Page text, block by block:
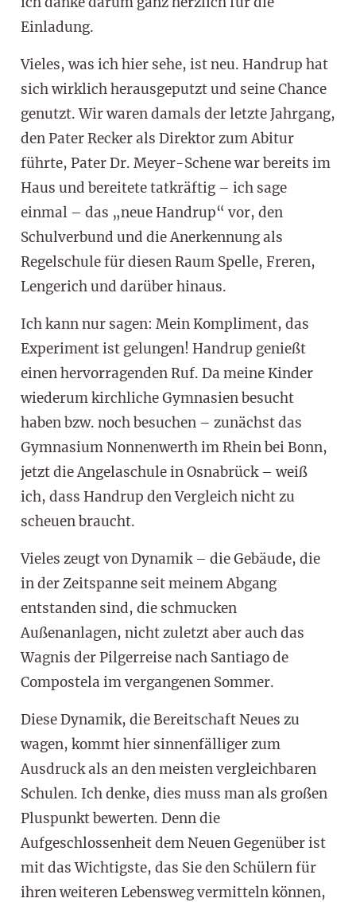
Einladung.
Vieles, was ich hier sehe, ist neu. Handrup hat
sich wirklich herausgeputzt und seine Chance
genutzt. Wir waren damals der letzte Jahrgang,
den Pater Recker als Direktor zum Abitur
führte, Pater Dr. Meyer-Schene war bereits im
Haus und bereitete tatkräftig – ich sage
einmal – das „neue Handrup“ vor, den
Schulverbund und die Anerkennung als
Regelschule für diesen Raum Spelle, Freren,
Lengerich und darüber hinaus.
Ich kann nur sagen: Mein Kompliment, das
Experiment ist gelungen! Handrup genießt
einen hervorragenden Ruf. Da meine Kinder
wiederum kirchliche Gymnasien besucht
haben bzw. noch besuchen – zunächst das
Gymnasium Nonnenwerth im Rhein bei Bonn,
jetzt die Angelaschule in Osnabrück – weiß
ich, dass Handrup den Vergleich nicht zu
scheuen braucht.
Vieles zeugt von Dynamik – die Gebäude, die
in der Zeitspanne seit meinem Abgang
entstanden sind, die schmucken
Außenanlagen, nicht zuletzt aber auch das
Wagnis der Pilgerreise nach Santiago de
Compostela im vergangenen Sommer.
Diese Dynamik, die Bereitschaft Neues zu
wagen, kommt hier sinnenfälliger zum
Ausdruck als an den meisten vergleichbaren
Schulen. Ich denke, dies muss man als großen
Pluspunkt bewerten. Denn die
Aufgeschlossenheit dem Neuen Gegenüber ist
mit das Wichtigste, das Sie den Schülern für
ihren weiteren Lebensweg vermitteln können,